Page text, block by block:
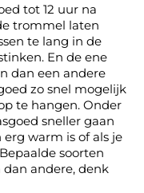
tot 12 uur na
trommel laten
te lang in de
En de ene
dan een andere
zo snel mogelijk
te hangen. Onder
sneller gaan
warm is of als je
soorten
andere, denk